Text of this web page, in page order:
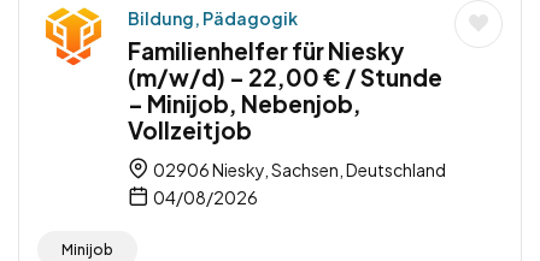
Bildung, Pädagogik
Familienhelfer für Niesky
(m/w/d) – 22,00 € / Stunde
– Minijob, Nebenjob,
Vollzeitjob
02906 Niesky, Sachsen, Deutschland
04/08/2026
Minijob